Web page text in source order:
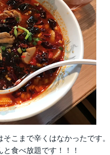
こまで辛くはなかったです。
食べ放題です！！！